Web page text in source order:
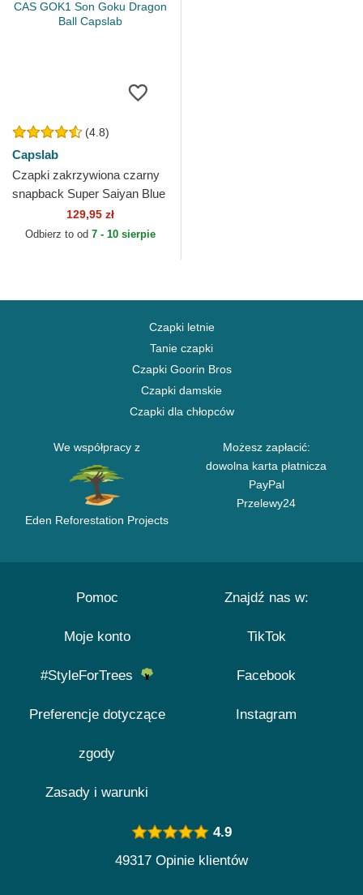
(4.8)
Capslab
Czapki zakrzywiona czarny
snapback Super Saiyan Blue
CAS GOK1 Son Goku
Dragon Ball Capslab
129,95 zł
Odbierz to od 7 - 10 sierpie
Czapki letnie
Tanie czapki
Czapki Goorin Bros
Czapki damskie
Czapki dla chłopców
We współpracy z
Eden Reforestation Projects
Możesz zapłacić:
dowolna karta płatnicza
PayPal
Przelewy24
Pomoc
Moje konto
#StyleForTrees
Preferencje dotyczące
zgody
Zasady i warunki
Znajdź nas w:
TikTok
Facebook
Instagram
4.9
49317 Opinie klientów